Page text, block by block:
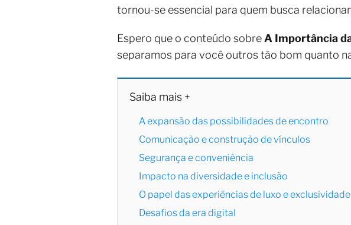
tornou-se essencial para quem busca
Espero que o conteúdo sobre A Importância
separamos para você outros tão bom quanto
Saiba mais +
A expansão das possibilidades de encontro
Comunicação e construção de vínculos
Segurança e conveniência
Impacto na diversidade e inclusão
O papel das experiências de luxo e exclusividade
Desafios da era digital